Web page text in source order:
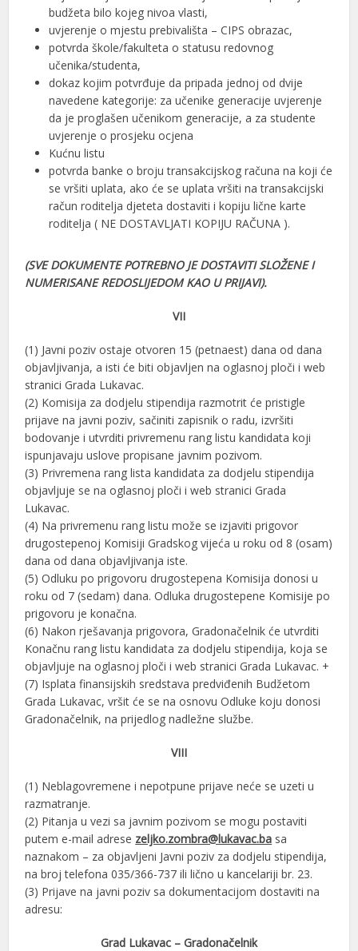
budžeta bilo kojeg nivoa vlasti,
uvjerenje o mjestu prebivališta – CIPS obrazac,
potvrda škole/fakulteta o statusu redovnog
učenika/studenta,
dokaz kojim potvrđuje da pripada jednoj od dvije
navedene kategorije: za učenike generacije uvjerenje
da je proglašen učenikom generacije, a za studente
uvjerenje o prosjeku ocjena
Kućnu listu
potvrda banke o broju transakcijskog računa na koji će
se vršiti uplata, ako će se uplata vršiti na transakcijski
račun roditelja djeteta dostaviti i kopiju lične karte
roditelja ( NE DOSTAVLJATI KOPIJU RAČUNA ).
(SVE DOKUMENTE POTREBNO JE DOSTAVITI SLOŽENE I
NUMERISANE REDOSLIJEDOM KAO U PRIJAVI).
VII
(1) Javni poziv ostaje otvoren 15 (petnaest) dana od dana
objavljivanja, a isti će biti objavljen na oglasnoj ploči i web
stranici Grada Lukavac.
(2) Komisija za dodjelu stipendija razmotrit će pristigle
prijave na javni poziv, sačiniti zapisnik o radu, izvršiti
bodovanje i utvrditi privremenu rang listu kandidata koji
ispunjavaju uslove propisane javnim pozivom.
(3) Privremena rang lista kandidata za dodjelu stipendija
objavljuje se na oglasnoj ploči i web stranici Grada
Lukavac.
(4) Na privremenu rang listu može se izjaviti prigovor
drugostepenoj Komisiji Gradskog vijeća u roku od 8 (osam)
dana od dana objavljivanja iste.
(5) Odluku po prigovoru drugostepena Komisija donosi u
roku od 7 (sedam) dana. Odluka drugostepene Komisije po
prigovoru je konačna.
(6) Nakon rješavanja prigovora, Gradonačelnik će utvrditi
Konačnu rang listu kandidata za dodjelu stipendija, koja se
objavljuje na oglasnoj ploči i web stranici Grada Lukavac. +
(7) Isplata finansijskih sredstava predviđenih Budžetom
Grada Lukavac, vršit će se na osnovu Odluke koju donosi
Gradonačelnik, na prijedlog nadležne službe.
VIII
(1) Neblagovremene i nepotpune prijave neće se uzeti u
razmatranje.
(2) Pitanja u vezi sa javnim pozivom se mogu postaviti
putem e-mail adrese zeljko.zombra@lukavac.ba sa
naznakom – za objavljeni Javni poziv za dodjelu stipendija,
na broj telefona 035/366-737 ili lično u kancelariji br. 23.
(3) Prijave na javni poziv sa dokumentacijom dostaviti na
adresu:
Grad Lukavac – Gradonačelnik